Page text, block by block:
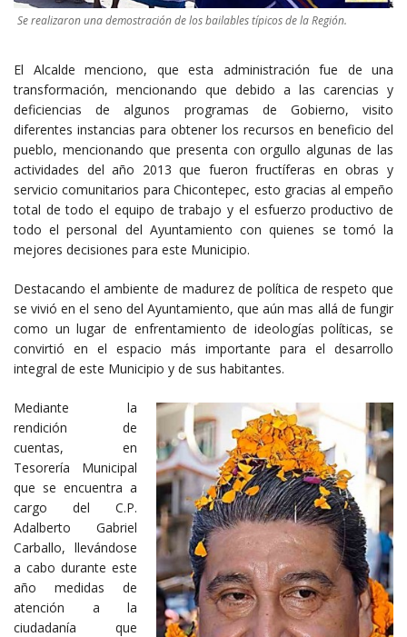
Se realizaron una demostración de los bailables típicos de la Región.
El Alcalde menciono, que esta administración fue de una
transformación, mencionando que debido a las carencias y
deficiencias de algunos programas de Gobierno, visito
diferentes instancias para obtener los recursos en beneficio del
pueblo, mencionando que presenta con orgullo algunas de las
actividades del año 2013 que fueron fructíferas en obras y
servicio comunitarios para Chicontepec, esto gracias al empeño
total de todo el equipo de trabajo y el esfuerzo productivo de
todo el personal del Ayuntamiento con quienes se tomó la
mejores decisiones para este Municipio.
Destacando el ambiente de madurez de política de respeto que
se vivió en el seno del Ayuntamiento, que aún mas allá de fungir
como un lugar de enfrentamiento de ideologías políticas, se
convirtió en el espacio más importante para el desarrollo
integral de este Municipio y de sus habitantes.
Mediante la
rendición de
cuentas, en
Tesorería Municipal
que se encuentra a
cargo del C.P.
Adalberto Gabriel
Carballo, llevándose
a cabo durante este
año medidas de
atención a la
ciudadanía que